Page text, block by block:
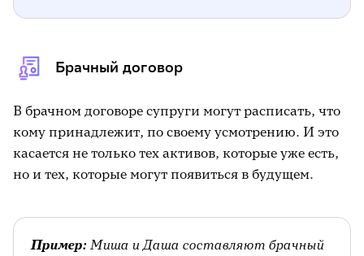
Брачный договор
В брачном договоре супруги могут расписать, что
кому принадлежит, по своему усмотрению. И это
касается не только тех активов, которые уже есть,
но и тех, которые могут появиться в будущем.
Пример:Миша и Даша составляют брачный